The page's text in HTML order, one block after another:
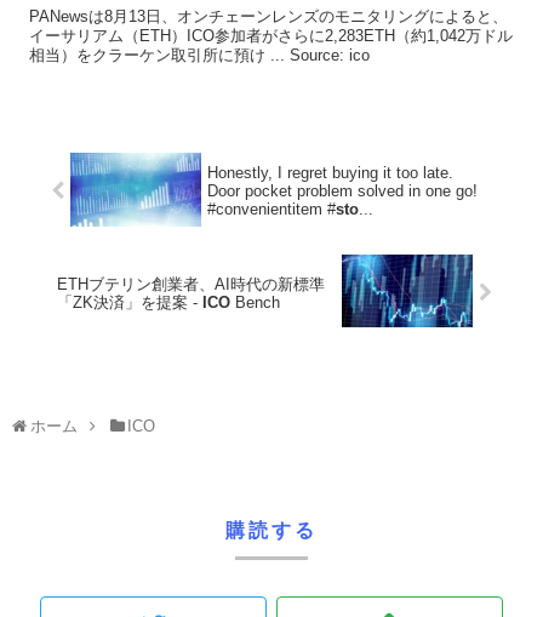
PANewsは8月13日、オンチェーンレンズのモニタリングによると、
イーサリアム（ETH）ICO参加者がさらに2,283ETH（約1,042万ドル
相当）をクラーケン取引所に預け ... Source: ico
Honestly, I regret buying it too late.
Door pocket problem solved in one go!
#convenientitem #sto...
ETHブテリン創業者、AI時代の新標準
「ZK決済」を提案 - ICO Bench
ホーム ICO
購読する